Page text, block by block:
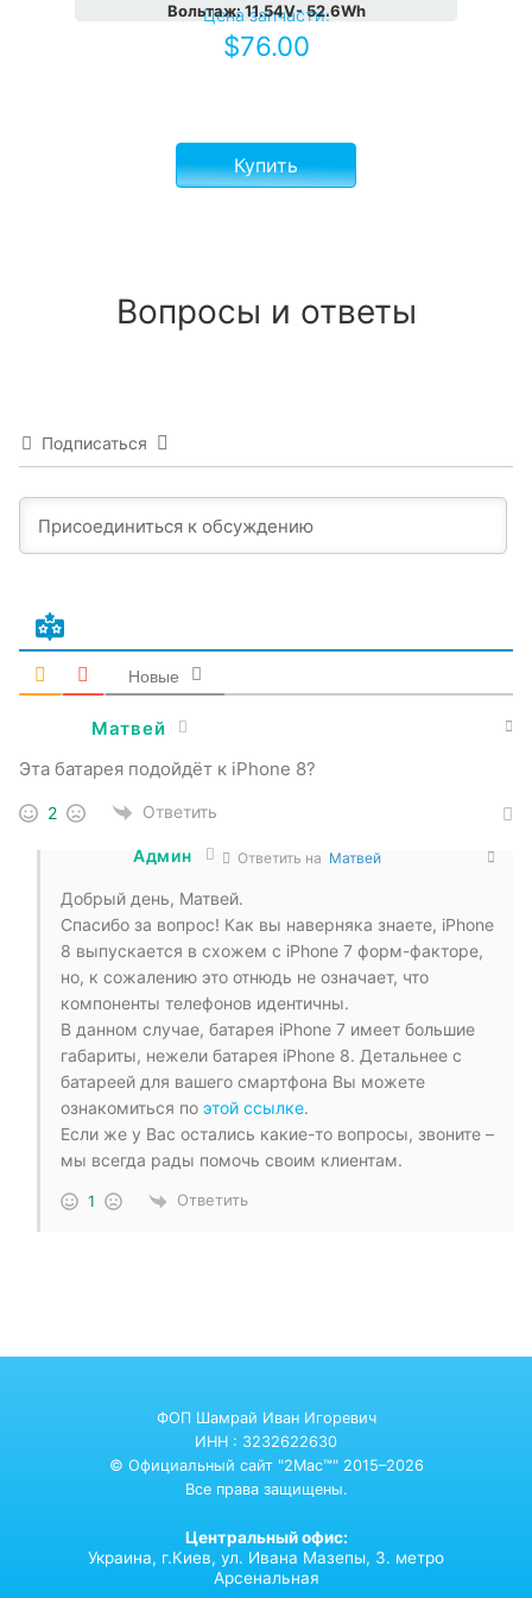
Цена запчасти:
$76.00
Вольтаж:11.54V- 52.6Wh
Купить
Вопросы и ответы
Подписаться
Новые
Матвей
Эта батарея подойдёт к iPhone 8?
2 Ответить
Админ Ответить на Матвей
Добрый день, Матвей.
Спасибо за вопрос! Как вы наверняка знаете, iPhone
8 выпускается в схожем с iPhone 7 форм-факторе,
но, к сожалению это отнюдь не означает, что
компоненты телефонов идентичны.
В данном случае, батарея iPhone 7 имеет большие
габариты, нежели батарея iPhone 8. Детальнее с
батареей для вашего смартфона Вы можете
ознакомиться по этой ссылке.
Если же у Вас остались какие-то вопросы, звоните –
мы всегда рады помочь своим клиентам.
1 Ответить
ФОП Шамрай Иван Игоревич
ИНН : 3232622630
© Официальный сайт "2Mac™" 2015–2026
Все права защищены.
Центральный офис:
Украина, г.Киев, ул. Ивана Мазепы, 3. метро
Арсенальная